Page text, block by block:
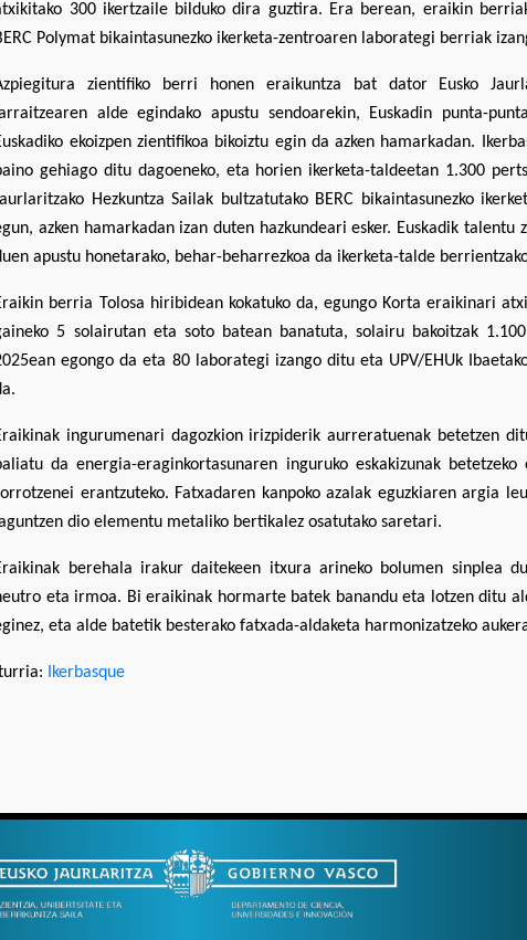
300 ikertzaile bilduko dira guztira. Era berean, eraikin
Polymat bikaintasunezko ikerketa-zentroaren laborategi berriak
zientifiko berri honen eraikuntza bat dator Eusko
alde egindako apustu sendoarekin, Euskadin punta-
ekoizpen zientifikoa bikoiztu egin da azken hamarkadan.
gehiago ditu dagoeneko, eta horien ikerketa-taldeetan 1.300
Hezkuntza Sailak bultzatutako BERC bikaintasunezko
azken hamarkadan izan duten hazkundeari esker. Euskadik
apustu honetarako, behar-beharrezkoa da ikerketa-talde
berria Tolosa hiribidean kokatuko da, egungo Korta eraikinari
5 solairutan eta soto batean banatuta, solairu bakoitzak
egongo da eta 80 laborategi izango ditu eta UPV/EHUk
ingurumenari dagozkion irizpiderik aurreratuenak betetzen
da energia-eraginkortasunaren inguruko eskakizunak
erantzuteko. Fatxadaren kanpoko azalak eguzkiaren argia
dio elementu metaliko bertikalez osatutako saretari.
berehala irakur daitekeen itxura arineko bolumen sinplea
eta irmoa. Bi eraikinak hormarte batek banandu eta lotzen ditu
eta alde batetik besterako fatxada-aldaketa harmonizatzeko
Ikerbasque